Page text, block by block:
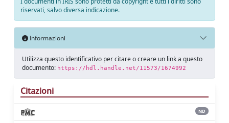
riservati, salvo diversa indicazione.
Informazioni
Utilizza questo identificativo per citare o creare un link a questo
documento: https://hdl.handle.net/11573/1674992
Citazioni
ND